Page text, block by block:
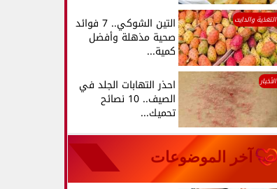
التغذية والدايت التين الشوكي.. 7 فوائد
صحية مذهلة وأفضل
كمية...
الأخبار احذر التهابات الجلد في
الصيف.. 10 نصائح
تحميك...
آخر الموضوعات